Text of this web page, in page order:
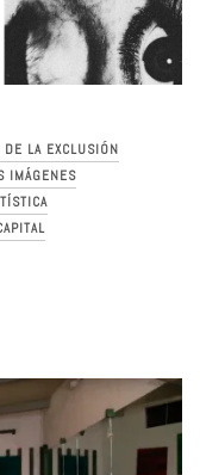
DE LA EXCLUSIÓN
IMÁGENES